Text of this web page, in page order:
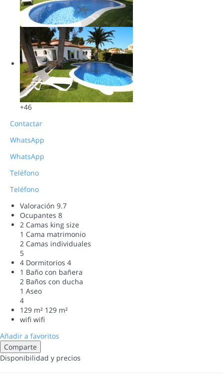
+46
Contactar
WhatsApp
WhatsApp
Teléfono
Teléfono
Valoración 9.7
Ocupantes 8
2 Camas king size
1 Cama matrimonio
2 Camas individuales
5
4 Dormitorios 4
1 Baño con bañera
2 Baños con ducha
1 Aseo
4
129 m² 129 m²
wifi wifi
Añadir a favoritos
Comparte
Disponibilidad y precios